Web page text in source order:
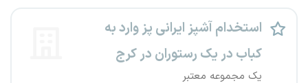
استخدام آشپز ایرانی پز وارد به
کباب در یک رستوران در کرج
یک مجموعه معتبر